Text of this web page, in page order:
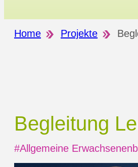
Home Projekte
Begleitung
#Allgemeine